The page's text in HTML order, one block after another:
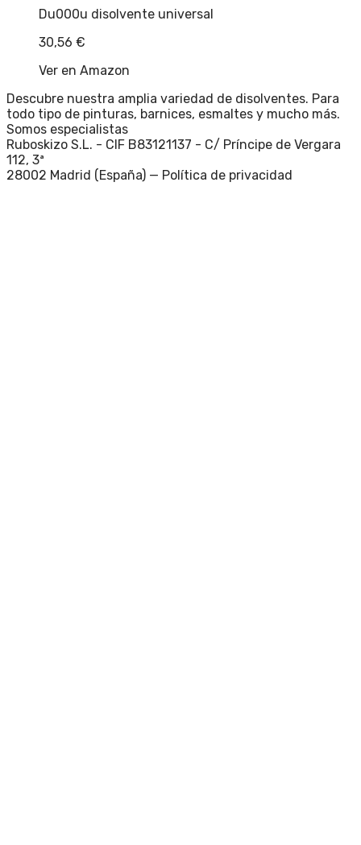
Du000u disolvente universal
30,56 €
Ver en Amazon
Descubre nuestra amplia variedad de disolventes. Para
todo tipo de pinturas, barnices, esmaltes y mucho más.
Somos especialistas
Ruboskizo S.L. - CIF B83121137 - C/ Príncipe de Vergara
112, 3ª
28002 Madrid (España) — Política de privacidad